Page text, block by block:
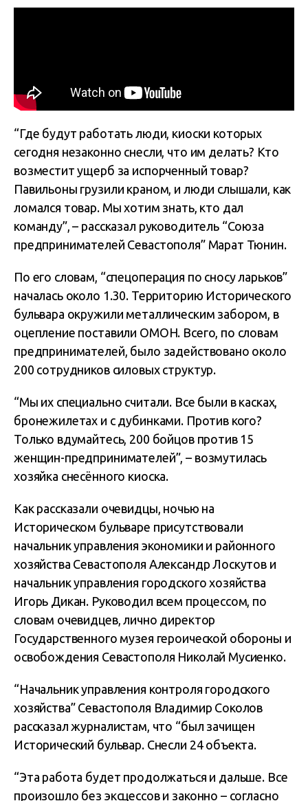
“Где будут работать люди, киоски которых
сегодня незаконно снесли, что им делать? Кто
возместит ущерб за испорченный товар?
Павильоны грузили краном, и люди слышали, как
ломался товар. Мы хотим знать, кто дал
команду”, – рассказал руководитель “Союза
предпринимателей Севастополя” Марат Тюнин.
По его словам, “спецоперация по сносу ларьков”
началась около 1.30. Территорию Исторического
бульвара окружили металлическим забором, в
оцепление поставили ОМОН. Всего, по словам
предпринимателей, было задействовано около
200 сотрудников силовых структур.
“Мы их специально считали. Все были в касках,
бронежилетах и с дубинками. Против кого?
Только вдумайтесь, 200 бойцов против 15
женщин-предпринимателей”, – возмутилась
хозяйка снесённого киоска.
Как рассказали очевидцы, ночью на
Историческом бульваре присутствовали
начальник управления экономики и районного
хозяйства Севастополя Александр Лоскутов и
начальник управления городского хозяйства
Игорь Дикан. Руководил всем процессом, по
словам очевидцев, лично директор
Государственного музея героической обороны и
освобождения Севастополя Николай Мусиенко.
“Начальник управления контроля городского
хозяйства” Севастополя Владимир Соколов
рассказал журналистам, что “был зачищен
Исторический бульвар. Снесли 24 объекта.
“Эта работа будет продолжаться и дальше. Все
произошло без эксцессов и законно – согласно